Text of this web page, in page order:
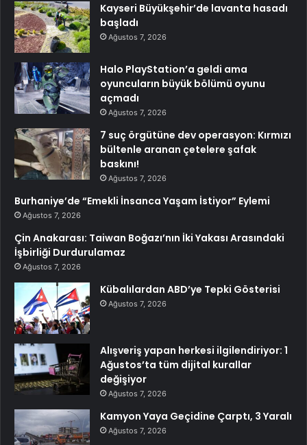
Kayseri Büyükşehir’de lavanta hasadı
başladı
Ağustos 7, 2026
Halo PlayStation’a geldi ama
oyuncuların büyük bölümü oyunu
açmadı
Ağustos 7, 2026
7 suç örgütüne dev operasyon: Kırmızı
bültenle aranan çetelere şafak
baskını!
Ağustos 7, 2026
Burhaniye’de “Emekli İnsanca Yaşam İstiyor” Eylemi
Ağustos 7, 2026
Çin Anakarası: Taiwan Boğazı’nın İki Yakası Arasındaki
İşbirliği Durdurulamaz
Ağustos 7, 2026
Kübalılardan ABD’ye Tepki Gösterisi
Ağustos 7, 2026
Alışveriş yapan herkesi ilgilendiriyor: 1
Ağustos’ta tüm dijital kurallar
değişiyor
Ağustos 7, 2026
Kamyon Yaya Geçidine Çarptı, 3 Yaralı
Ağustos 7, 2026